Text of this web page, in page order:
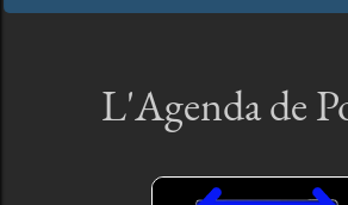
L'Agenda de